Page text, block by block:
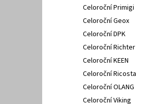
Celoroční Primigi
Celoroční Geox
Celoroční DPK
Celoroční Richter
Celoroční KEEN
Celoroční Ricosta
Celoroční OLANG
Celoroční Viking